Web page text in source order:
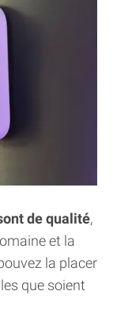
de qualité,
et la
la placer
que soient